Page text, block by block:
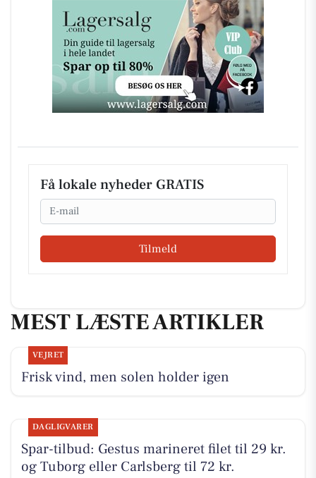
Få lokale nyheder GRATIS
Email
Tilmeld
MEST LÆSTE ARTIKLER
VEJRET
Frisk vind, men solen holder igen
DAGLIGVARER
Spar-tilbud: Gestus marineret filet til 29 kr.
og Tuborg eller Carlsberg til 72 kr.